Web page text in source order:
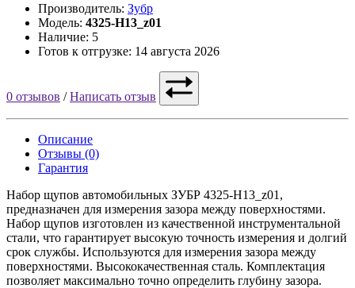
Производитель: Зубр
Модель: 4325-H13_z01
Наличие: 5
Готов к отгрузке: 14 августа 2026
0 отзывов /Написать отзыв
Описание
Отзывы (0)
Гарантия
Набор щупов автомобильных ЗУБР 4325-H13_z01,
предназначен для измерения зазора между поверхностями.
Набор щупов изготовлен из качественной инструментальной
стали, что гарантирует высокую точность измерения и долгий
срок службы. Используются для измерения зазора между
поверхностями. Высококачественная сталь. Комплектация
позволяет максимально точно определить глубину зазора.